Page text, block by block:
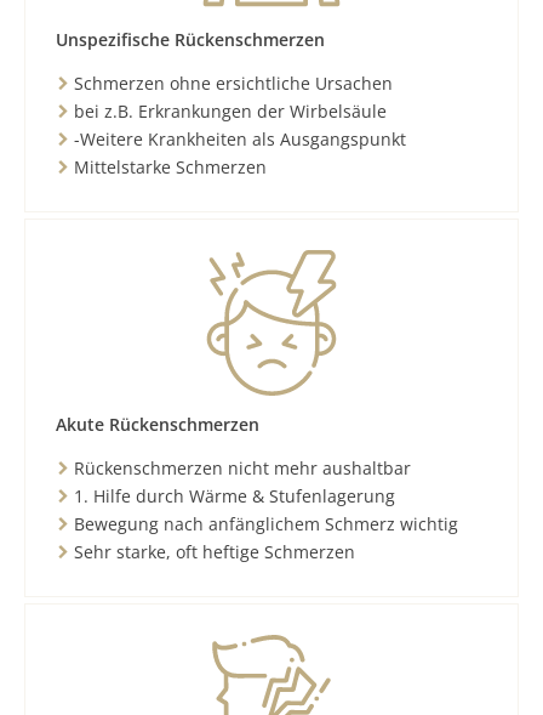
Unspezifische Rückenschmerzen
Schmerzen ohne ersichtliche Ursachen
bei z.B. Erkrankungen der Wirbelsäule
-Weitere Krankheiten als Ausgangspunkt
Mittelstarke Schmerzen
Akute Rückenschmerzen
Rückenschmerzen nicht mehr aushaltbar
1. Hilfe durch Wärme & Stufenlagerung
Bewegung nach anfänglichem Schmerz wichtig
Sehr starke, oft heftige Schmerzen